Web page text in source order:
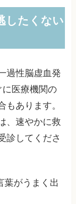
したくない
過性脳虚血発
医療機関の
もあります。
、速やかに救
診してくださ
葉がうまく出